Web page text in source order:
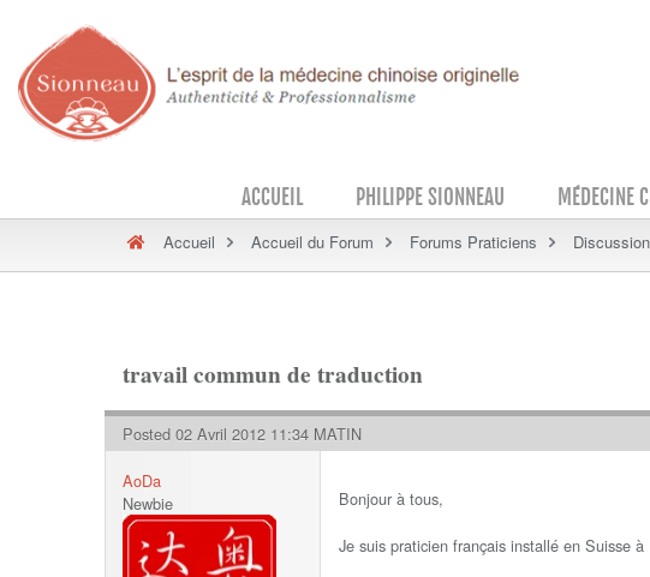
ACCUEIL PHILIPPE SIONNEAU MÉDECINE
Accueil Accueil du Forum Forums Praticiens
travail commun de traduction
Posted 02 Avril 2012 11:34 MATIN
AoDa
Newbie
Bonjour à tous,
Je suis praticien français installé en Suisse à